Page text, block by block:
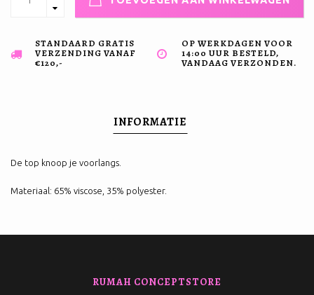
STANDAARD GRATIS
VERZENDING VANAF
€120,-
OP WERKDAGEN VOOR
14:00 UUR BESTELD,
VANDAAG VERZONDEN.
INFORMATIE
De top knoop je voorlangs.
Materiaal: 65% viscose, 35% polyester.
RUMAH CONCEPTSTORE